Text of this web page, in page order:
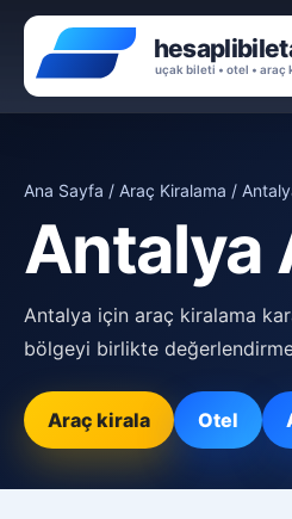
Ana Sayfa / Araç Kiralama /
Antalya
Antalya için araç kiralama
bölgeyi birlikte
Araç kirala Otel